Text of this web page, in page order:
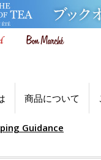
商品について
Guidance